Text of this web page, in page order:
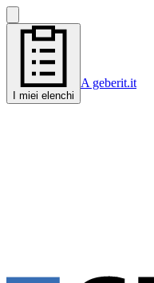
I miei elenchi
A geberit.it